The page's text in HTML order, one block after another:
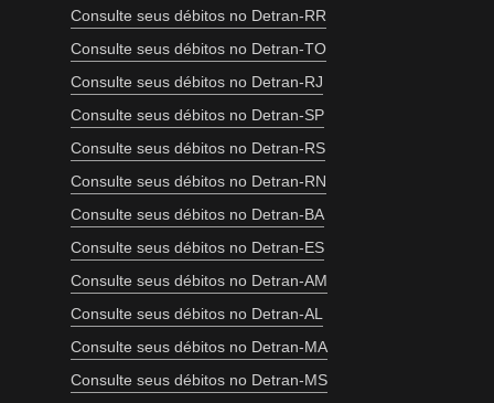
Consulte seus débitos no Detran-RR
Consulte seus débitos no Detran-TO
Consulte seus débitos no Detran-RJ
Consulte seus débitos no Detran-SP
Consulte seus débitos no Detran-RS
Consulte seus débitos no Detran-RN
Consulte seus débitos no Detran-BA
Consulte seus débitos no Detran-ES
Consulte seus débitos no Detran-AM
Consulte seus débitos no Detran-AL
Consulte seus débitos no Detran-MA
Consulte seus débitos no Detran-MS